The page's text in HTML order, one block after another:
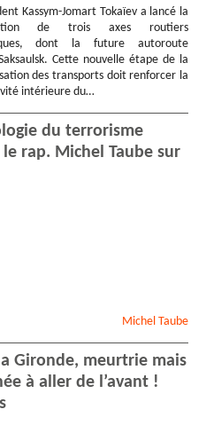
Kassym-Jomart Tokaïev a lancé la
de trois axes routiers
dont la future autoroute
Cette nouvelle étape de la
des transports doit renforcer la
intérieure du…
du terrorisme
rap. Michel Taube sur
Michel Taube
Gironde, meurtrie mais
à aller de l’avant !